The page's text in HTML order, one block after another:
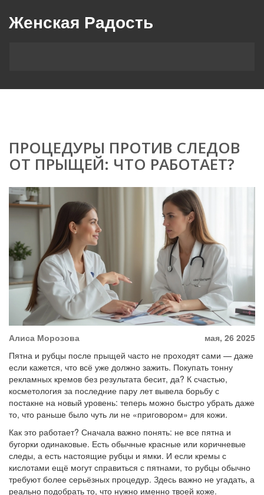
Женская Радость
ПРОЦЕДУРЫ ПРОТИВ СЛЕДОВ
ОТ ПРЫЩЕЙ: ЧТО РАБОТАЕТ?
Алиса Морозова
мая, 26 2025
Пятна и рубцы после прыщей часто не проходят сами — даже
если кажется, что всё уже должно зажить. Покупать тонну
рекламных кремов без результата бесит, да? К счастью,
косметология за последние пару лет вывела борьбу с
постакне на новый уровень: теперь можно быстро убрать даже
то, что раньше было чуть ли не «приговором» для кожи.
Как это работает? Сначала важно понять: не все пятна и
бугорки одинаковые. Есть обычные красные или коричневые
следы, а есть настоящие рубцы и ямки. И если кремы с
кислотами ещё могут справиться с пятнами, то рубцы обычно
требуют более серьёзных процедур. Здесь важно не угадать, а
реально подобрать то, что нужно именно твоей коже.